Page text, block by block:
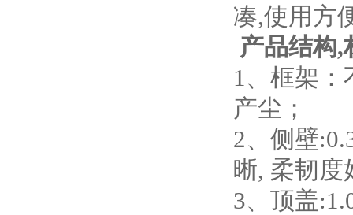
凑,使用方
产品结构,
1、框架
产尘；
2、侧壁
晰, 柔韧度
3、顶盖